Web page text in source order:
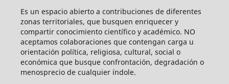
Es un espacio abierto a contribuciones de diferentes
zonas territoriales, que busquen enriquecer y
compartir conocimiento científico y académico. NO
aceptamos colaboraciones que contengan carga u
orientación política, religiosa, cultural, social o
económica que busque confrontación, degradación o
menosprecio de cualquier índole.